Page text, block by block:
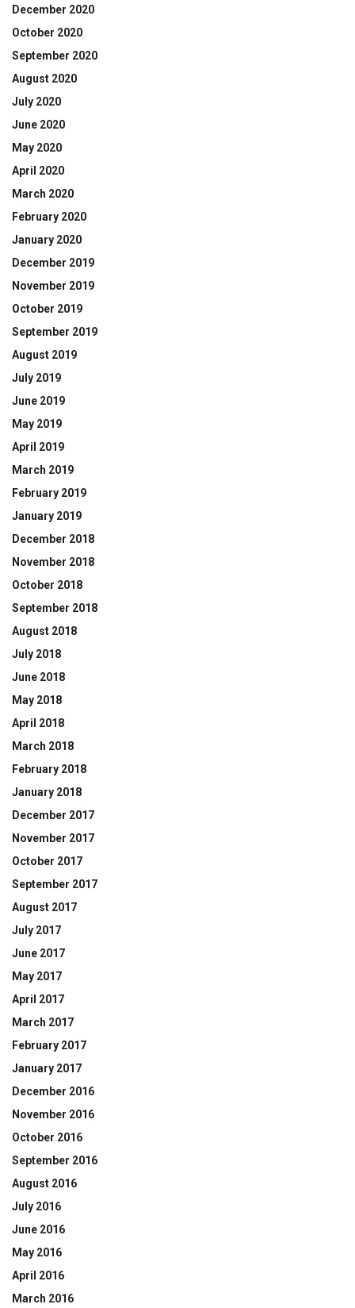
December 2020
October 2020
September 2020
August 2020
July 2020
June 2020
May 2020
April 2020
March 2020
February 2020
January 2020
December 2019
November 2019
October 2019
September 2019
August 2019
July 2019
June 2019
May 2019
April 2019
March 2019
February 2019
January 2019
December 2018
November 2018
October 2018
September 2018
August 2018
July 2018
June 2018
May 2018
April 2018
March 2018
February 2018
January 2018
December 2017
November 2017
October 2017
September 2017
August 2017
July 2017
June 2017
May 2017
April 2017
March 2017
February 2017
January 2017
December 2016
November 2016
October 2016
September 2016
August 2016
July 2016
June 2016
May 2016
April 2016
March 2016